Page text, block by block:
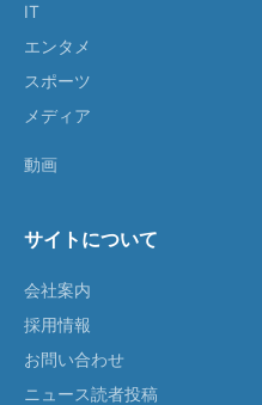
IT
エンタメ
スポーツ
メディア
動画
サイトについて
会社案内
採用情報
お問い合わせ
ニュース読者投稿